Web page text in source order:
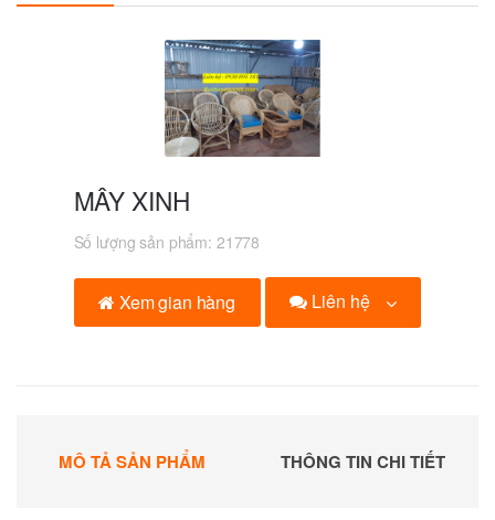
MÂY XINH
Số lượng sản phẩm: 21778
Xem gian hàng Liên hệ
MÔ TẢ SẢN PHẨM THÔNG TIN CHI TIẾT